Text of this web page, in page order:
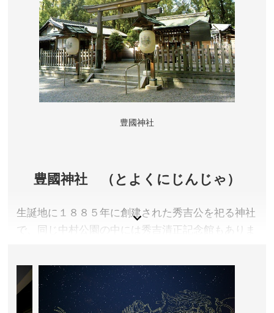
500円
開館時間／10:00～17:00 (入館は16:30まで)
定休日／月曜日 祝日・振替休日の場合は直後の平日
アクセス／JR中央線 大曽根駅南口より徒歩約10分 ※
詳しくは公式サイトをご確認ください。
所在地／愛知県名古屋市東区徳川町1017
徳川美術館 公式サイト豊國神社
豊國神社 （とよくにじんじゃ）
生誕地に１８８５年に創建された秀吉公を祀る神社
で、同じ中村公園の中には秀吉清正記念館もありま
愛知県名古屋市
料金／参拝無料
参拝時間／8:30～16:30